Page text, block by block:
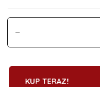
KUP TERAZ!